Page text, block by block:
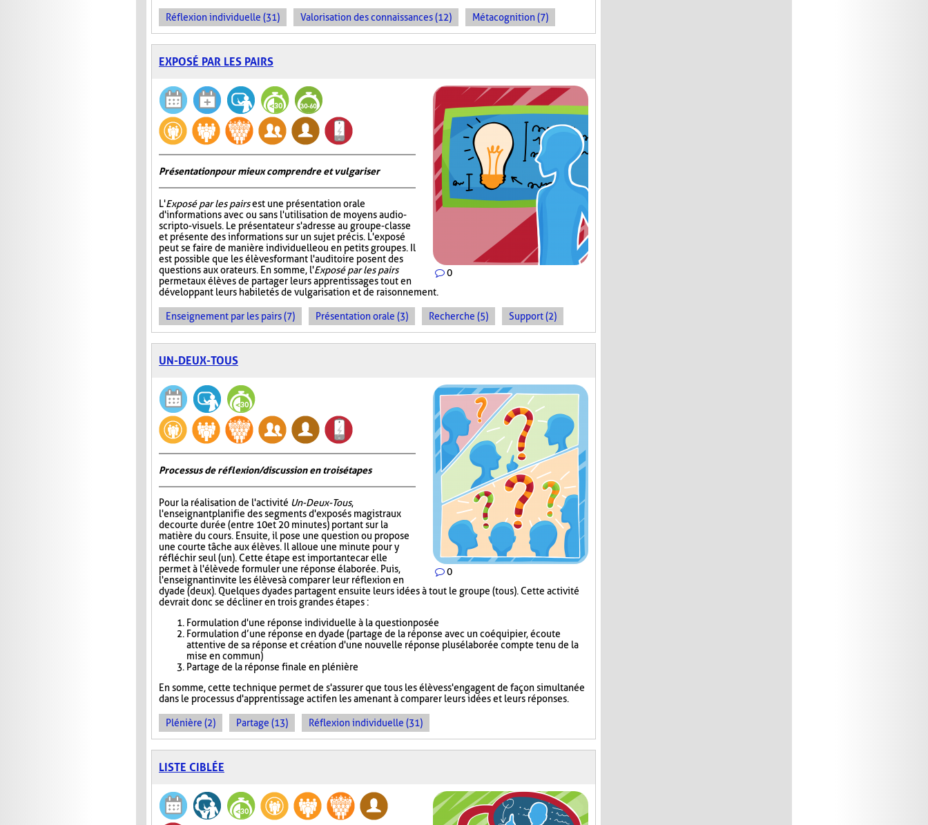
Réflexion individuelle (31) Valorisation des connaissances (12) Métacognition (7)
EXPOSÉ PAR LES PAIRS
0
Présentation pour mieux comprendre et vulgariser
L'Exposé par les pairsest une présentation orale
d'informations avec ou sans l'utilisation de moyens audio-
scripto-visuels. Le présentateur s'adresse au groupe-classe
et présente des informations sur un sujet précis. L'exposé
peut se faire de manière individuelle ou en petits groupes. Il
est possible que les élèves formant l'auditoire posent des
questions aux orateurs. En somme, l'Exposé par les pairs
permet aux élèves de partager leurs apprentissages tout en
développant leurs habiletés de vulgarisation et de raisonnement.
Enseignement par les pairs (7) Présentation orale (3) Recherche (5) Support (2)
UN-DEUX-TOUS
0
Processus de réflexion/discussion en trois étapes
Pour la réalisation de l'activité Un-Deux-Tous,
l'enseignant planifie des segments d'exposés magistraux
de courte durée (entre 10 et 20 minutes) portant sur la
matière du cours. Ensuite, il pose une question ou propose
une courte tâche aux élèves. Il alloue une minute pour y
réfléchir seul (un). Cette étape est importante car elle
permet à l'élève de formuler une réponse élaborée. Puis,
l'enseignant invite les élèves à comparer leur réflexion en
dyade (deux). Quelques dyades partagent ensuite leurs idées à tout le groupe (tous). Cette activité
devrait donc se décliner en trois grandes étapes :
Formulation d'une réponse individuelle à la question posée
Formulation d’une réponse en dyade (partage de la réponse avec un coéquipier, écoute
attentive de sa réponse et création d'une nouvelle réponse plus élaborée compte tenu de la
mise en commun)
Partage de la réponse finale en plénière
En somme, cette technique permet de s'assurer que tous les élèves s'engagent de façon simultanée
dans le processus d'apprentissage actif en les amenant à comparer leurs idées et leurs réponses.
Plénière (2) Partage (13) Réflexion individuelle (31)
LISTE CIBLÉE